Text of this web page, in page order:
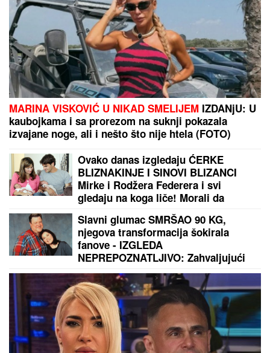
"KAD SAM SE OŽENIO IMAO SAM
LJUBAVNICU, IMAM JE I DANAS"
Pevač oženio koleginicu pa javno
priznao da je vara na svakom
koraku: "Skoro svi na estradi imaju
paralelne veze"
(VIDEO) OVAKO ČEDA JOVANOVIĆ
BIRNE O ACI KOSU NAKON
VELIKOG GUBITKACela kuća miriše